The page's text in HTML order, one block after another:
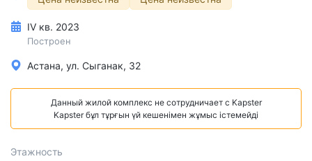
IV кв. 2023
Построен
Астана, ул. Сыганак, 32
Данный жилой комплекс не сотрудничает с Kapster
Kapster бұл тұрғын үй кешенімен жұмыс істемейді
Этажность